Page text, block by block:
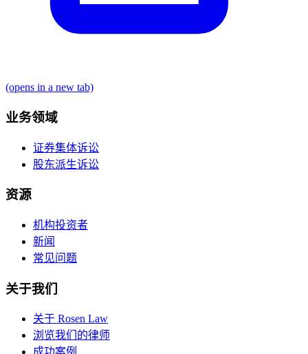
(opens in a new tab)
业务领域
证券集体诉讼
股东派生诉讼
资源
机构投资者
新闻
常见问题
关于我们
关于 Rosen Law
浏览我们的律师